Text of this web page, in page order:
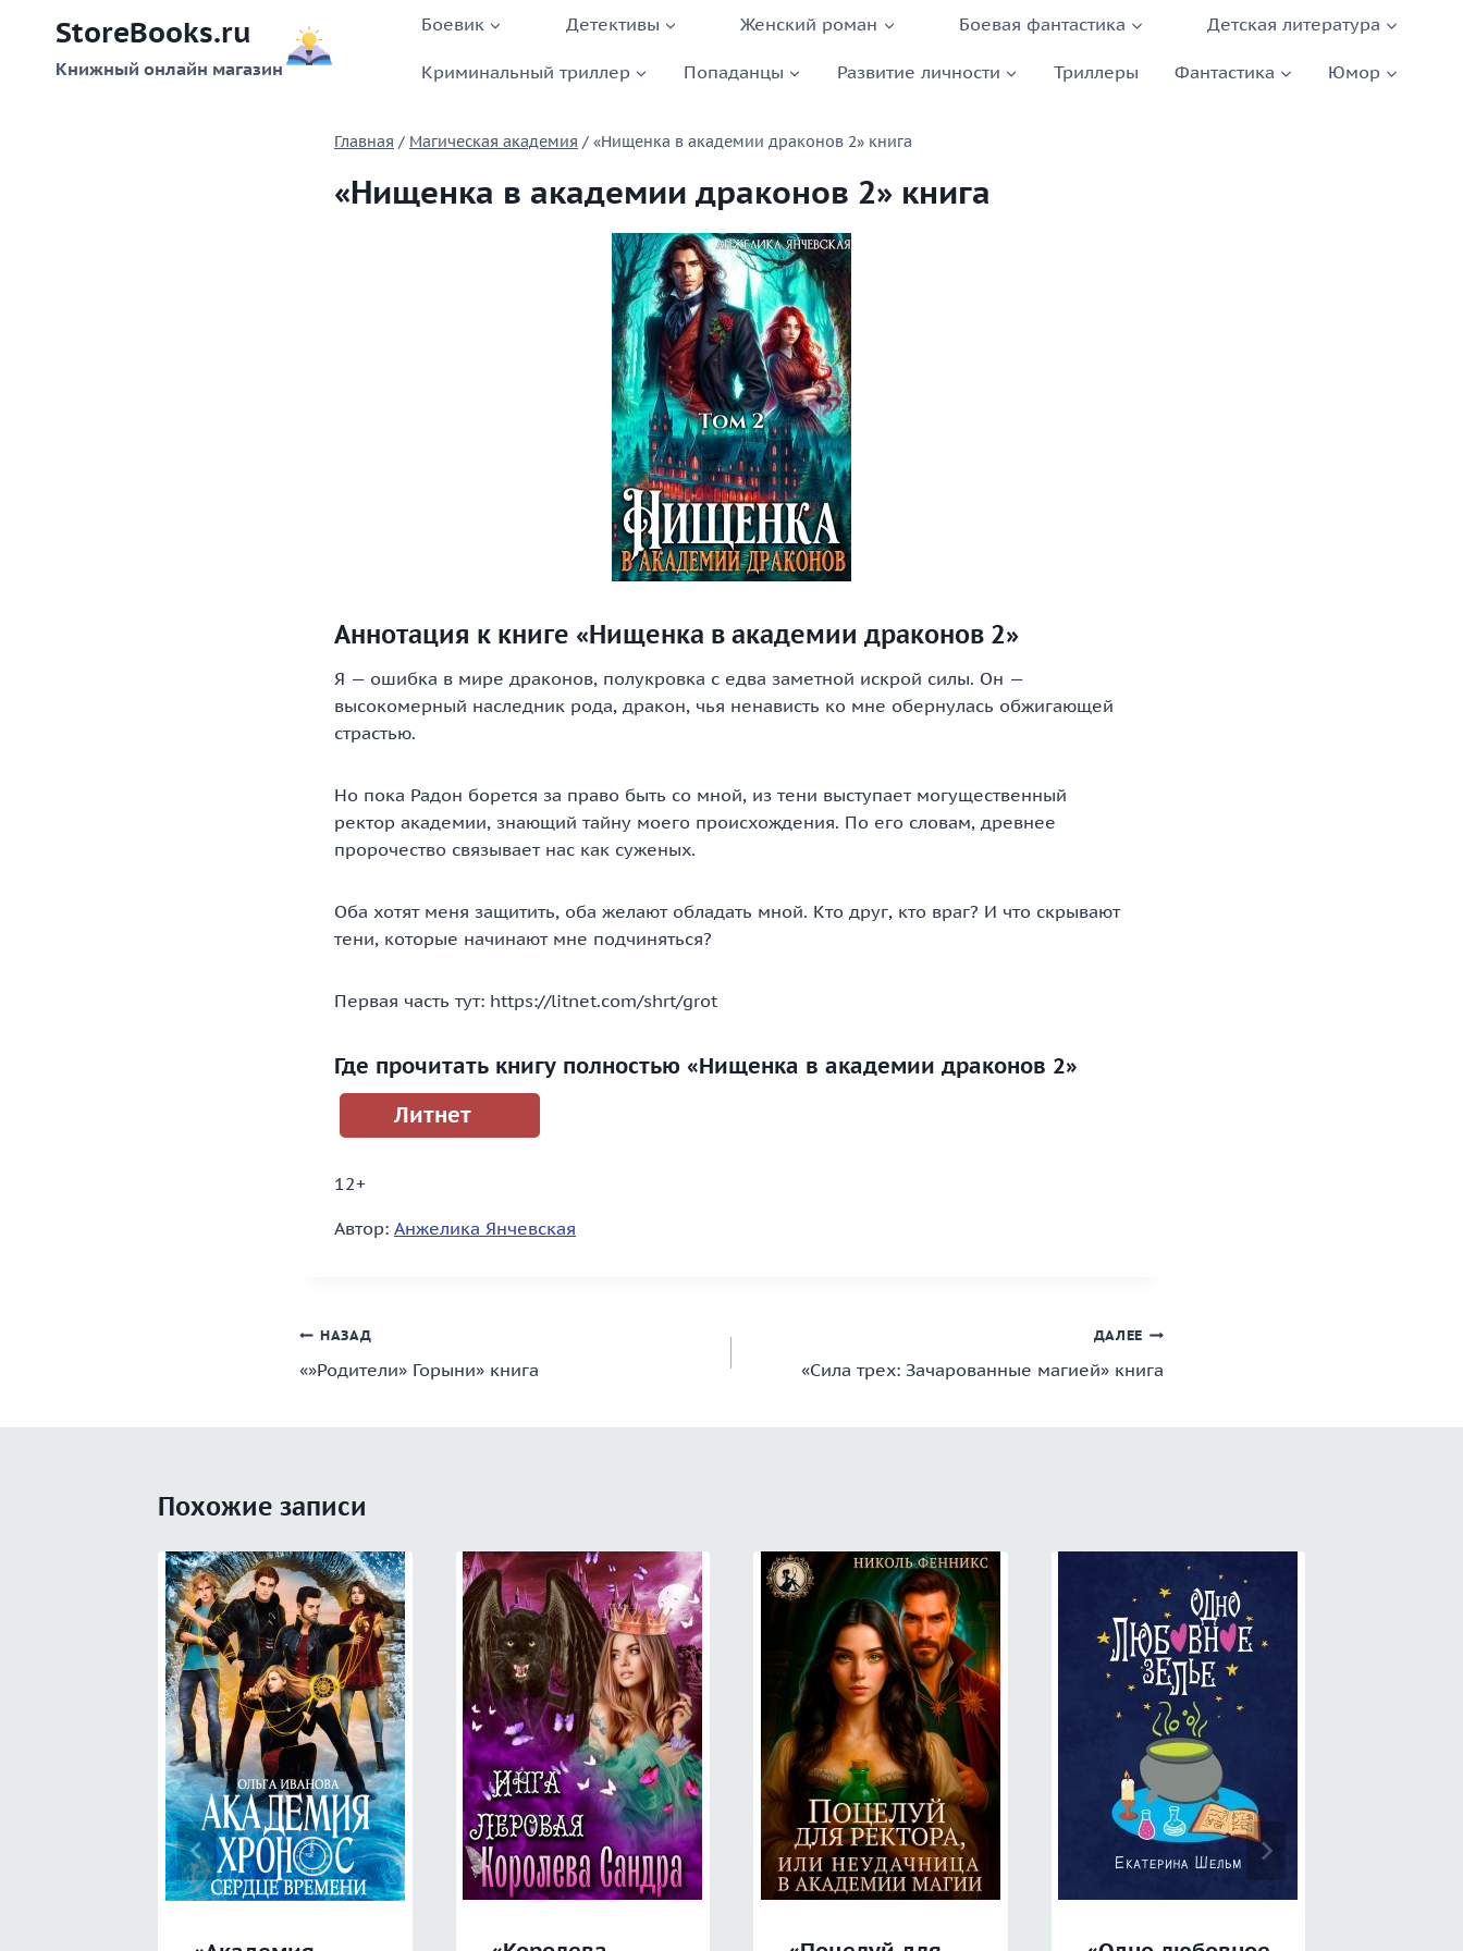
содержимому
StoreBooks.ru
Книжный онлайн магазин
Боевик Детективы Женский роман Боевая фантастика Детская литература
Криминальный триллер Попаданцы Развитие личности Триллеры Фантастика Юмор
Главная / Магическая академия / «Нищенка в академии драконов 2» книга
«Нищенка в академии драконов 2» книга
Аннотация к книге «Нищенка в академии драконов 2»
Я — ошибка в мире драконов, полукровка с едва заметной искрой силы. Он —
высокомерный наследник рода, дракон, чья ненависть ко мне обернулась обжигающей
страстью.
Но пока Радон борется за право быть со мной, из тени выступает могущественный
ректор академии, знающий тайну моего происхождения. По его словам, древнее
пророчество связывает нас как суженых.
Оба хотят меня защитить, оба желают обладать мной. Кто друг, кто враг? И что скрывают
тени, которые начинают мне подчиняться?
Первая часть тут: https://litnet.com/shrt/grot
Где прочитать книгу полностью «Нищенка в академии драконов 2»
Литнет
12+
Автор: Анжелика Янчевская
Навигация
по
НАЗАД
«»Родители» Горыни» книга
ДАЛЕЕ
«Сила трех: Зачарованные магией» книга
Похожие записи